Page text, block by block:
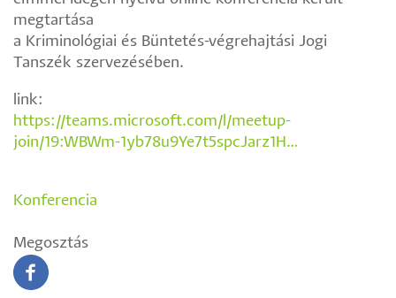
megtartása
a Kriminológiai és Büntetés-végrehajtási Jogi
Tanszék szervezésében.
link:
https://teams.microsoft.com/l/meetup-
join/19:WBWm-1yb78u9Ye7t5spcJarz1H…
Konferencia
Megosztás